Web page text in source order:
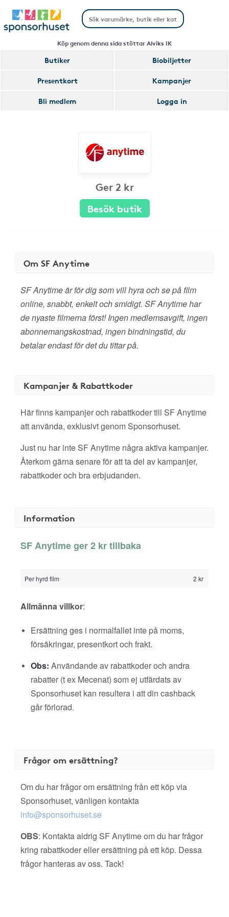
Köp genom denna sida stöttar Alviks IK
Butiker
Biobiljetter
Presentkort
Kampanjer
Bli medlem
Logga in
Ger 2 kr
Besök butik
Om SF Anytime
SF Anytime är för dig som vill hyra och se på film
online, snabbt, enkelt och smidigt. SF Anytime har
de nyaste filmerna först! Ingen medlemsavgift, ingen
abonnemangskostnad, ingen bindningstid, du
betalar endast för det du tittar på.
Kampanjer & Rabattkoder
Här finns kampanjer och rabattkoder till SF Anytime
att använda, exklusivt genom Sponsorhuset.
Just nu har inte SF Anytime några aktiva kampanjer.
Återkom gärna senare för att ta del av kampanjer,
rabattkoder och bra erbjudanden.
Information
SF Anytime ger 2 kr tillbaka
Per hyrd film 2 kr
Allmänna villkor:
Ersättning ges i normalfallet inte på moms,
försäkringar, presentkort och frakt.
Obs: Användande av rabattkoder och andra
rabatter (t ex Mecenat) som ej utfärdats av
Sponsorhuset kan resultera i att din cashback
går förlorad.
Frågor om ersättning?
Om du har frågor om ersättning från ett köp via
Sponsorhuset, vänligen kontakta
info@sponsorhuset.se
OBS: Kontakta aldrig SF Anytime om du har frågor
kring rabattkoder eller ersättning på ett köp. Dessa
frågor hanteras av oss. Tack!